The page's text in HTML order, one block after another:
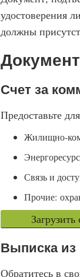
удостоверения
должны
Счет за
Предоставьте
Жилищно-
Связь и
Прочие:
Выписка из
Обратитесь в